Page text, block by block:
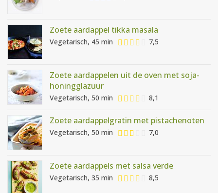
Zoete aardappel tikka masala
Vegetarisch, 45 min 7,5
Zoete aardappelen uit de oven met soja-
honingglazuur
Vegetarisch, 50 min 8,1
Zoete aardappelgratin met pistachenoten
Vegetarisch, 50 min 7,0
Zoete aardappels met salsa verde
Vegetarisch, 35 min 8,5